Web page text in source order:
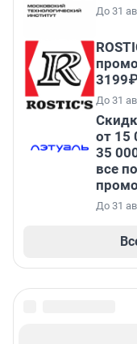
До 31
До 31
от 15
35
все
До 31